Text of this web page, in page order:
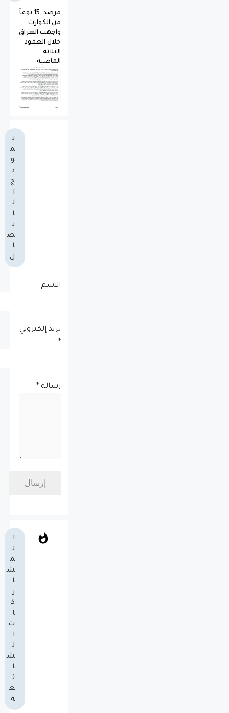
مرصد: 15 نوعاً
من الكوارث
واجهت العراق
خلال العقود
الثلاثة
الماضية
ن
م
و
ذ
ج
ا
ل
ا
ت
ص
ا
ل
الاسم
بريد إلكتروني
*
رسالة *
ا
ل
م
ش
ا
ر
ك
ا
ت
ا
ل
ش
ا
ئ
ع
ة